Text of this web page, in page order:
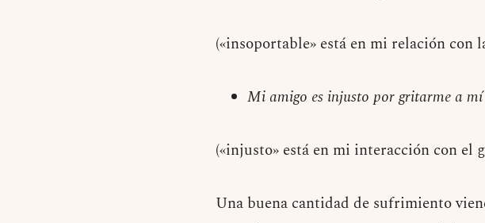
(«insoportable» está en mi relación con
Mi amigo es injusto por gritarme a mí
(«injusto» está en mi interacción con el
Una buena cantidad de sufrimiento